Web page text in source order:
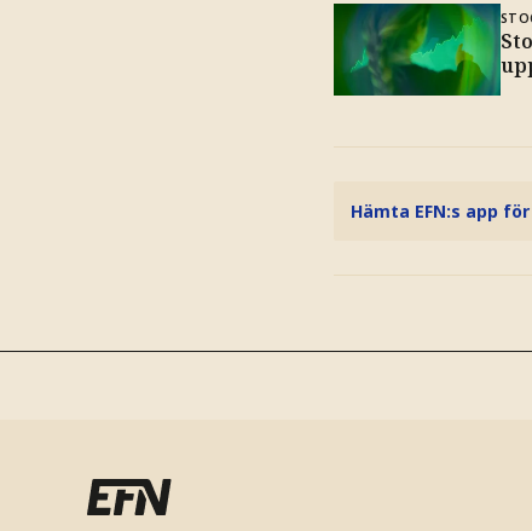
Hämta EFN:s app